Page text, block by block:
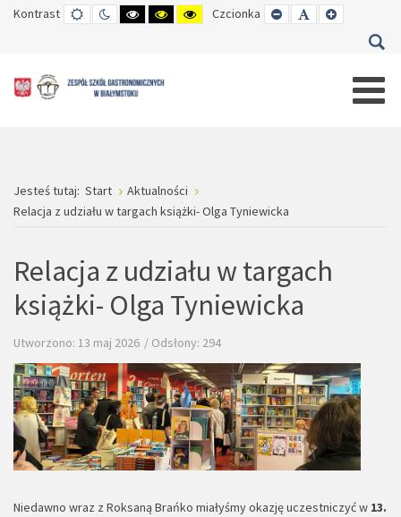
Kontrast TRYB
DOMYŚLNY
TRYB
DZIENNY
WYSOKI
CZARNO-
WYSOKI
CZARNO-
WYSOKI
ŻÓŁTO-
Czcionka SET
SMALLER
SET
DEFAULT
SET
LARGER
Jesteś tutaj: Start
Aktualności
Relacja z udziału w targach książki- Olga Tyniewicka
Relacja z udziału w targach
książki- Olga Tyniewicka
Utworzono: 13 maj 2026 Odsłony: 294
Niedawno wraz z Roksaną Brańko miałyśmy okazję uczestniczyć w 13.